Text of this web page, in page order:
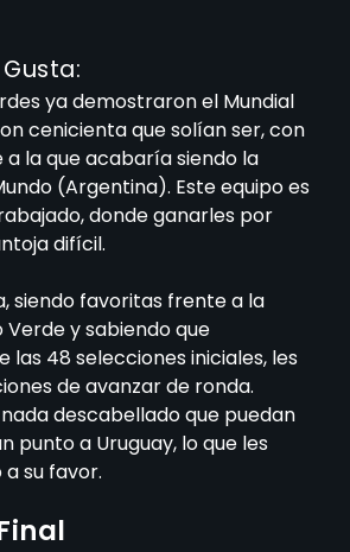
ya demostraron el Mundial
cenicienta que solían ser, con
la que acabaría siendo la
(Argentina). Este equipo es
donde ganarles por
difícil.
siendo favoritas frente a la
y sabiendo que
las 48 selecciones iniciales, les
de avanzar de ronda.
descabellado que puedan
punto a Uruguay, lo que les
su favor.